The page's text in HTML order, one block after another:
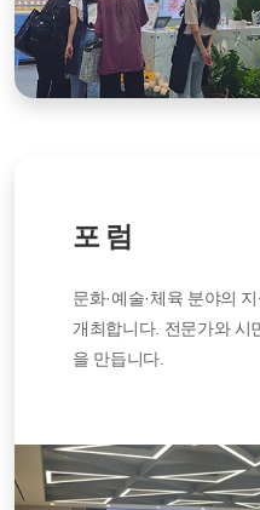
포 럼
문화·예술·체육 분야의
개최합니다. 전문가와 시
을 만듭니다.